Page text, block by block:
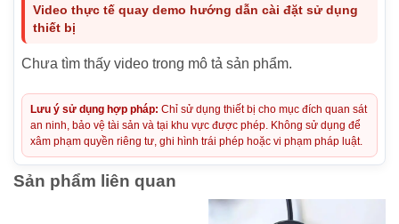
Video thực tế quay demo hướng dẫn cài đặt sử dụng
thiết bị
Chưa tìm thấy video trong mô tả sản phẩm.
Lưu ý sử dụng hợp pháp: Chỉ sử dụng thiết bị cho mục đích quan sát
an ninh, bảo vệ tài sản và tại khu vực được phép. Không sử dụng để
xâm phạm quyền riêng tư, ghi hình trái phép hoặc vi phạm pháp luật.
Sản phẩm liên quan